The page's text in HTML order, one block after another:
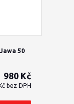
50
980 Kč
bez DPH